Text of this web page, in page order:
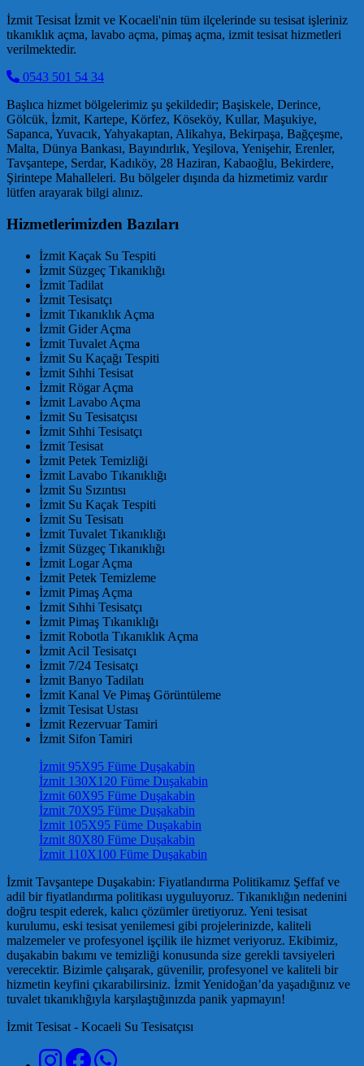
İzmit Tesisat İzmit ve Kocaeli'nin tüm ilçelerinde su tesisat işleriniz
tıkanıklık açma, lavabo açma, pimaş açma, izmit tesisat hizmetleri
verilmektedir.
0543 501 54 34
Başlıca hizmet bölgelerimiz şu şekildedir; Başiskele, Derince,
Gölcük, İzmit, Kartepe, Körfez, Köseköy, Kullar, Maşukiye,
Sapanca, Yuvacık, Yahyakaptan, Alikahya, Bekirpaşa, Bağçeşme,
Malta, Dünya Bankası, Bayındırlık, Yeşilova, Yenişehir, Erenler,
Tavşantepe, Serdar, Kadıköy, 28 Haziran, Kabaoğlu, Bekirdere,
Şirintepe Mahalleleri. Bu bölgeler dışında da hizmetimiz vardır
lütfen arayarak bilgi alınız.
Hizmetlerimizden Bazıları
İzmit Kaçak Su Tespiti
İzmit Süzgeç Tıkanıklığı
İzmit Tadilat
İzmit Tesisatçı
İzmit Tıkanıklık Açma
İzmit Gider Açma
İzmit Tuvalet Açma
İzmit Su Kaçağı Tespiti
İzmit Sıhhi Tesisat
İzmit Rögar Açma
İzmit Lavabo Açma
İzmit Su Tesisatçısı
İzmit Sıhhi Tesisatçı
İzmit Tesisat
İzmit Petek Temizliği
İzmit Lavabo Tıkanıklığı
İzmit Su Sızıntısı
İzmit Su Kaçak Tespiti
İzmit Su Tesisatı
İzmit Tuvalet Tıkanıklığı
İzmit Süzgeç Tıkanıklığı
İzmit Logar Açma
İzmit Petek Temizleme
İzmit Pimaş Açma
İzmit Sıhhi Tesisatçı
İzmit Pimaş Tıkanıklığı
İzmit Robotla Tıkanıklık Açma
İzmit Acil Tesisatçı
İzmit 7/24 Tesisatçı
İzmit Banyo Tadilatı
İzmit Kanal Ve Pimaş Görüntüleme
İzmit Tesisat Ustası
İzmit Rezervuar Tamiri
İzmit Sifon Tamiri
İzmit 95X95 Füme Duşakabin
İzmit 130X120 Füme Duşakabin
İzmit 60X95 Füme Duşakabin
İzmit 70X95 Füme Duşakabin
İzmit 105X95 Füme Duşakabin
İzmit 80X80 Füme Duşakabin
İzmit 110X100 Füme Duşakabin
İzmit Tavşantepe Duşakabin: Fiyatlandırma Politikamız Şeffaf ve
adil bir fiyatlandırma politikası uyguluyoruz. Tıkanıklığın nedenini
doğru tespit ederek, kalıcı çözümler üretiyoruz. Yeni tesisat
kurulumu, eski tesisat yenilemesi gibi projelerinizde, kaliteli
malzemeler ve profesyonel işçilik ile hizmet veriyoruz. Ekibimiz,
duşakabin bakımı ve temizliği konusunda size gerekli tavsiyeleri
verecektir. Bizimle çalışarak, güvenilir, profesyonel ve kaliteli bir
hizmetin keyfini çıkarabilirsiniz. İzmit Yenidoğan’da yaşadığınız ve
tuvalet tıkanıklığıyla karşılaştığınızda panik yapmayın!
İzmit Tesisat - Kocaeli Su Tesisatçısı